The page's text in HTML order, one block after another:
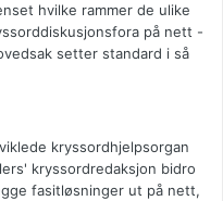
hvilke rammer de ulike
på nett -
setter standard i så
kryssordhjelpsorgan
kryssordredaksjon bidro
fasitløsninger ut på nett,